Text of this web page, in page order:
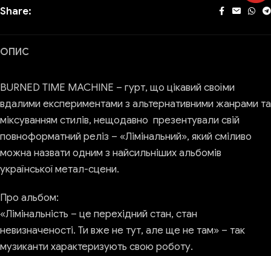
Share:
ОПИС
BURNED TIME MACHINE – гурт, що цікавий своїми
вдалими експериментами з альтернативними жанрами та
міксуванням стилів, нещодавно презентували свій
повноформатний реліз – «Лімінальний», який сміливо
можна назвати одним з найсильніших альбомів
української метал-сцени.
Про альбом:
«Лімінальність – це перехідний стан, стан
невизначеності. Ти вже не тут, але ще не там» – так
музиканти характеризують свою роботу.